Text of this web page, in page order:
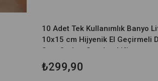
10 Adet Tek Kullanımlık Banyo
10x15 cm Hijyenik El Geçirmeli
Spa, Otel ve Seyahat Lifi
₺299,90